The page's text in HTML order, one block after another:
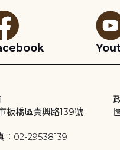
板橋區貴興路139號
：02-29538139